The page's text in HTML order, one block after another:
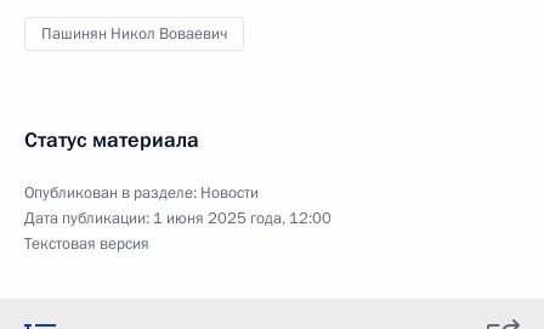
Пашинян Никол Воваевич
Статус материала
Опубликован в разделе: Новости
Дата публикации: 1 июня 2025 года, 12:00
Текстовая версия